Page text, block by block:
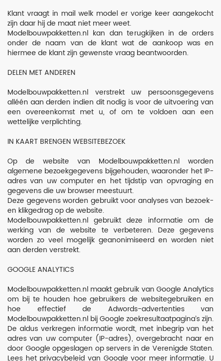
Klant vraagt in mail welk model er vorige keer aangekocht
zijn daar hij de maat niet meer weet.
Modelbouwpakketten.nl kan dan terugkijken in de orders
onder de naam van de klant wat de aankoop was en
hiermee de klant zijn gewenste vraag beantwoorden.
DELEN MET ANDEREN
Modelbouwpakketten.nl verstrekt uw persoonsgegevens
alléén aan derden indien dit nodig is voor de uitvoering van
een overeenkomst met u, of om te voldoen aan een
wettelijke verplichting.
IN KAART BRENGEN WEBSITEBEZOEK
Op de website van Modelbouwpakketten.nl worden
algemene bezoekgegevens bijgehouden, waaronder het IP-
adres van uw computer en het tijdstip van opvraging en
gegevens die uw browser meestuurt.
Deze gegevens worden gebruikt voor analyses van bezoek-
en klikgedrag op de website.
Modelbouwpakketten.nl gebruikt deze informatie om de
werking van de website te verbeteren. Deze gegevens
worden zo veel mogelijk geanonimiseerd en worden niet
aan derden verstrekt.
GOOGLE ANALYTICS
Modelbouwpakketten.nl maakt gebruik van Google Analytics
om bij te houden hoe gebruikers de websitegebruiken en
hoe effectief de Adwords-advertenties van
Modelbouwpakketten.nl bij Google zoekresultaatpagina’s zijn.
De aldus verkregen informatie wordt, met inbegrip van het
adres van uw computer (IP-adres), overgebracht naar en
door Google opgeslagen op servers in de Verenigde Staten.
Lees het privacybeleid van Google voor meer informatie. U